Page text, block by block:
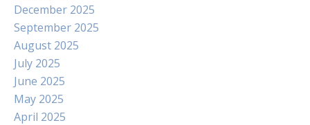
December 2025
September 2025
August 2025
July 2025
June 2025
May 2025
April 2025